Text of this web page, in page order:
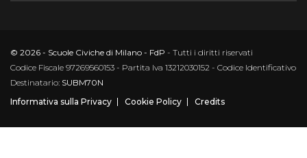
© 2026 - Scuole Civiche di Milano - FdP - Tutti i diritti riservati
Codice Fiscale 97269560153 - Partita Iva 13212030152 - Codice Identificativo
Destinatario: SUBM70N
Informativa sulla Privacy
Cookie Policy Credits